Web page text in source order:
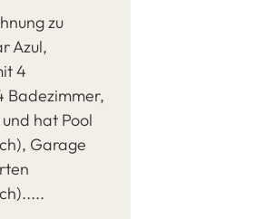
zu
Azul,
4
Badezimmer,
hat Pool
Garage